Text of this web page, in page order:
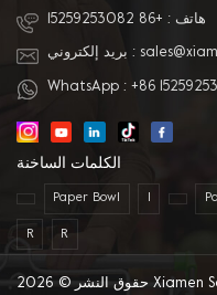
هاتف : +86 15259253082
بريد إلكتروني :
WhatsApp : +86
الكلمات الساخنة
Paper Bowl I
R R
حقوق النشر © 2026 Xiamen Soonn Technology Co., Ltd كل الحقوق